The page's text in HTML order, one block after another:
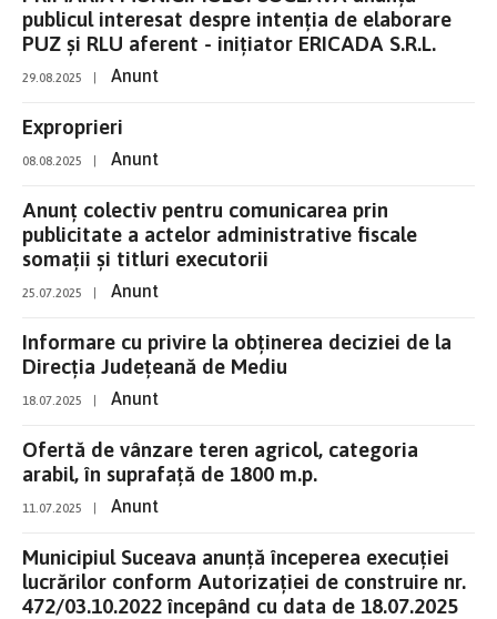
publicul interesat despre intenţia de elaborare
PUZ și RLU aferent - inițiator ERICADA S.R.L.
29.08.2025 Anunt
Exproprieri
08.08.2025 Anunt
Anunț colectiv pentru comunicarea prin
publicitate a actelor administrative fiscale
somații și titluri executorii
25.07.2025 Anunt
Informare cu privire la obținerea deciziei de la
Direcția Județeană de Mediu
18.07.2025 Anunt
Ofertă de vânzare teren agricol, categoria
arabil, în suprafață de 1800 m.p.
11.07.2025 Anunt
Municipiul Suceava anunță începerea execuției
lucrărilor conform Autorizației de construire nr.
472/03.10.2022 începând cu data de 18.07.2025